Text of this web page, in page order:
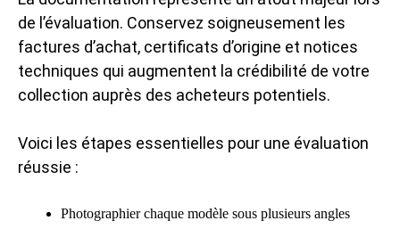
de l’évaluation. Conservez soigneusement les
factures d’achat, certificats d’origine et notices
techniques qui augmentent la crédibilité de votre
collection auprès des acheteurs potentiels.
Voici les étapes essentielles pour une évaluation
réussie :
Photographier chaque modèle sous plusieurs angles